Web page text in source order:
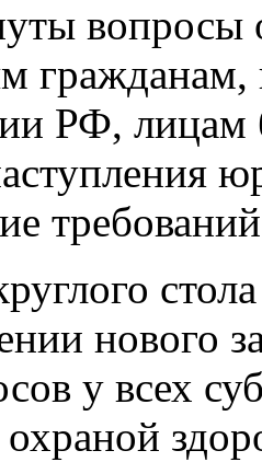
РФ, лицам
нового
у всех
охраной